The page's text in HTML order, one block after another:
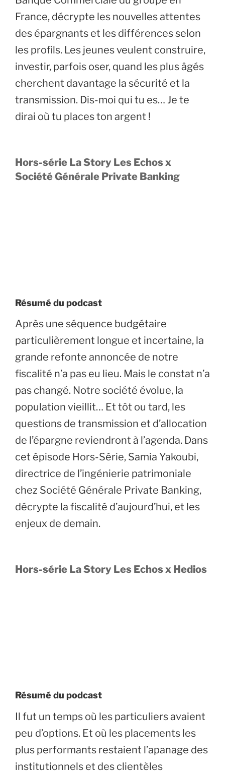
France, décrypte les nouvelles attentes
des épargnants et les différences selon
les profils. Les jeunes veulent construire,
investir, parfois oser, quand les plus âgés
cherchent davantage la sécurité et la
transmission. Dis-moi qui tu es… Je te
dirai où tu places ton argent !
Hors-série La Story Les Echos x
Société Générale Private Banking
Résumé du podcast
Après une séquence budgétaire
particulièrement longue et incertaine, la
grande refonte annoncée de notre
fiscalité n’a pas eu lieu. Mais le constat n’a
pas changé. Notre société évolue, la
population vieillit… Et tôt ou tard, les
questions de transmission et d’allocation
de l’épargne reviendront à l’agenda. Dans
cet épisode Hors-Série, Samia Yakoubi,
directrice de l’ingénierie patrimoniale
chez Société Générale Private Banking,
décrypte la fiscalité d’aujourd’hui, et les
enjeux de demain.
Hors-série La Story Les Echos x Hedios
Résumé du podcast
Il fut un temps où les particuliers avaient
peu d’options. Et où les placements les
plus performants restaient l’apanage des
institutionnels et des clientèles